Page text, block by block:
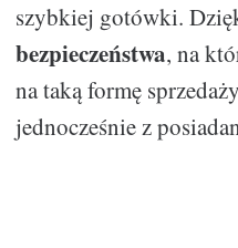
szybkiej gotówki.
bezpieczeństwa, na
na taką formę
jednocześnie z